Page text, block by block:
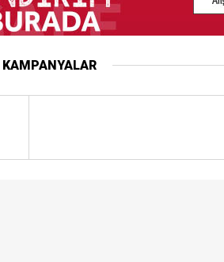
KAMPANYALAR